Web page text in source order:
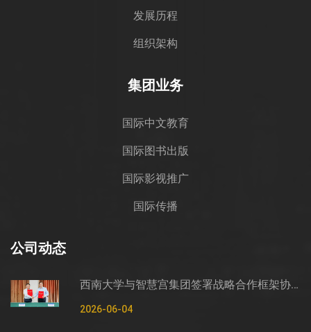
发展历程
组织架构
集团业务
国际中文教育
国际图书出版
国际影视推广
国际传播
公司动态
西南大学与智慧宫集团签署战略合作框架协议
2026-06-04